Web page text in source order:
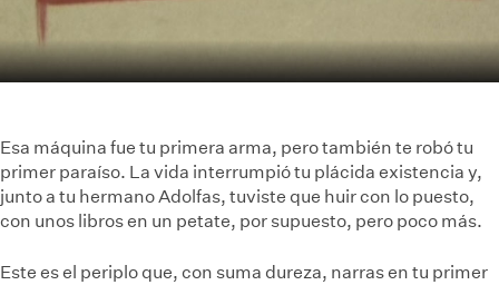
Esa máquina fue tu primera arma, pero también te robó tu
primer paraíso. La vida interrumpió tu plácida existencia y,
junto a tu hermano Adolfas, tuviste que huir con lo puesto,
con unos libros en un petate, por supuesto, pero poco más.
Este es el periplo que, con suma dureza, narras en tu primer